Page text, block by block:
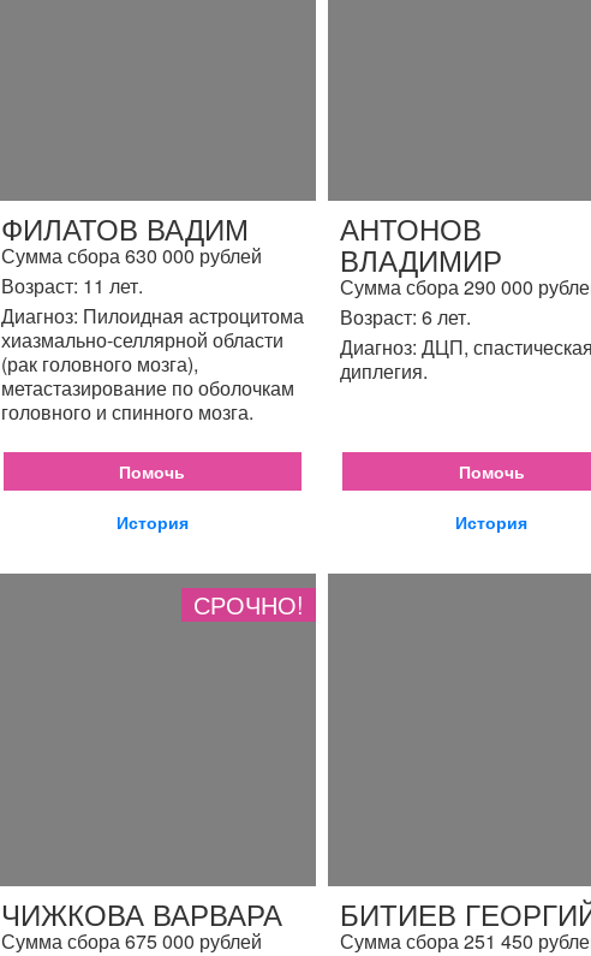
ФИЛАТОВ ВАДИМ
Сумма сбора 630 000 рублей
Возраст: 11 лет.
Диагноз: Пилоидная астроцитома
хиазмально-селлярной области
(рак головного мозга),
метастазирование по оболочкам
головного и спинного мозга.
Помочь
История
АНТОНОВ
ВЛАДИМИР
Сумма сбора 290 000
Возраст: 6 лет.
Диагноз: ДЦП, спастическая
диплегия.
Помочь
История
СРОЧНО!
ЧИЖКОВА ВАРВАРА
Сумма сбора 675 000 рублей
БИТИЕВ
Сумма сбора 251 450